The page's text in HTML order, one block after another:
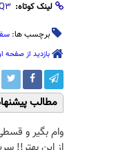
لینک کوتاه:
برچسب ها:
بازدید از صفحه
مطالب
وام بگیر و